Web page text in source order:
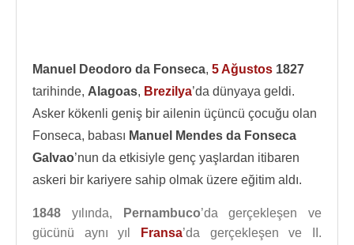
Manuel Deodoro da Fonseca, 5 Ağustos 1827
tarihinde, Alagoas, Brezilya’da dünyaya geldi.
Asker kökenli geniş bir ailenin üçüncü çocuğu olan
Fonseca, babası Manuel Mendes da Fonseca
Galvao’nun da etkisiyle genç yaşlardan itibaren
askeri bir kariyere sahip olmak üzere eğitim aldı.
1848 yılında, Pernambuco’da gerçekleşen ve
gücünü aynı yıl
Fransa’da gerçekleşen ve II.